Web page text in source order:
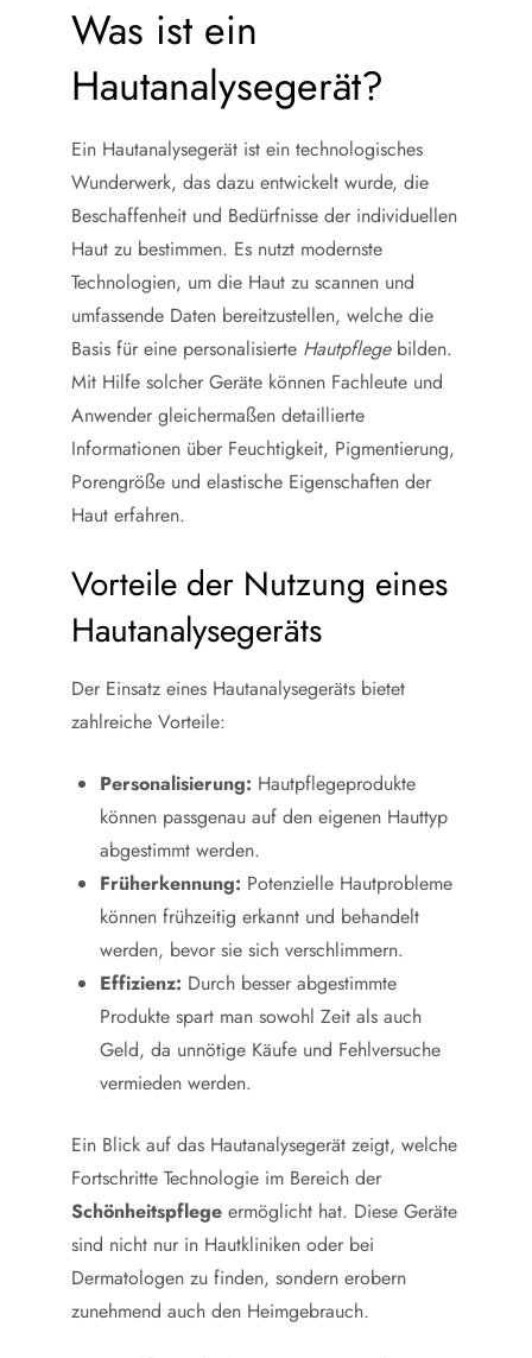
Was ist ein
Hautanalysegerät?
Ein Hautanalysegerät ist ein technologisches
Wunderwerk, das dazu entwickelt wurde, die
Beschaffenheit und Bedürfnisse der individuellen
Haut zu bestimmen. Es nutzt modernste
Technologien, um die Haut zu scannen und
umfassende Daten bereitzustellen, welche die
Basis für eine personalisierte Hautpflegebilden.
Mit Hilfe solcher Geräte können Fachleute und
Anwender gleichermaßen detaillierte
Informationen über Feuchtigkeit, Pigmentierung,
Porengröße und elastische Eigenschaften der
Haut erfahren.
Vorteile der Nutzung eines
Hautanalysegeräts
Der Einsatz eines Hautanalysegeräts bietet
zahlreiche Vorteile:
Personalisierung: Hautpflegeprodukte
können passgenau auf den eigenen Hauttyp
abgestimmt werden.
Früherkennung: Potenzielle Hautprobleme
können frühzeitig erkannt und behandelt
werden, bevor sie sich verschlimmern.
Effizienz: Durch besser abgestimmte
Produkte spart man sowohl Zeit als auch
Geld, da unnötige Käufe und Fehlversuche
vermieden werden.
Ein Blick auf das Hautanalysegerät zeigt, welche
Fortschritte Technologie im Bereich der
Schönheitspflege ermöglicht hat. Diese Geräte
sind nicht nur in Hautkliniken oder bei
Dermatologen zu finden, sondern erobern
zunehmend auch den Heimgebrauch.